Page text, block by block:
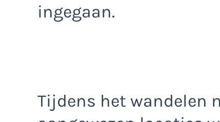
ingegaan.
Tijdens het wandelen